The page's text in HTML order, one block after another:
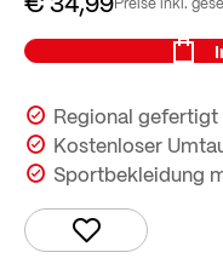
Regional
Kostenloser
Sportbekleidung